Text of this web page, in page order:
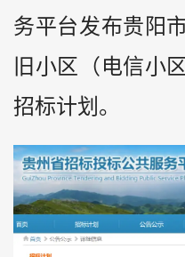
务平台发布贵阳
旧小区（电信小
招标计划。